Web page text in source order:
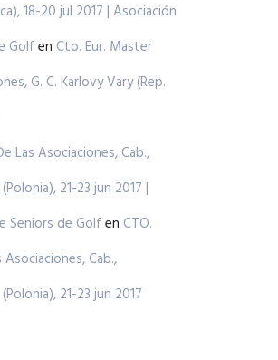
18-20 jul 2017 | Asociación
Golf en Cto. Eur. Master
G. C. Karlovy Vary (Rep.
Las Asociaciones, Cab.,
21-23 jun 2017 |
Seniors de Golf en CTO.
Cab.,
21-23 jun 2017